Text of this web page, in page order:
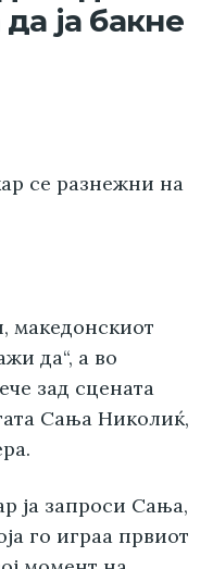
ја бакне
се разнежни на
македонскиот
да“, а во
зад сцената
Сања Николиќ,
ја запроси Сања,
го играа првиот